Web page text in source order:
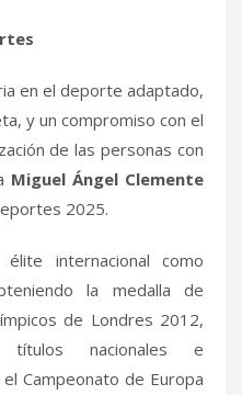
en el deporte adaptado,
y un compromiso con el
de las personas con
Miguel Ángel Clemente
2025.
internacional como
la medalla de
de Londres 2012,
nacionales e
Campeonato de Europa